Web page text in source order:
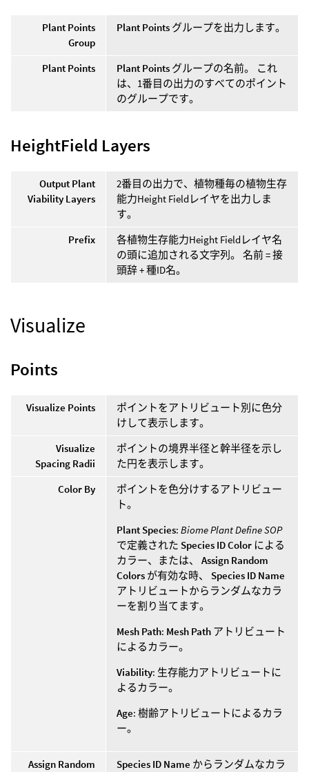
Plant Points
Group
Plant Points グループを出力します。
Plant Points Plant Points グループの名前。 これ
は、1番目の出力のすべてのポイント
のグループです。
HeightField Layers
Output Plant
Viability Layers
2番目の出力で、植物種毎の植物生存
能力Height Fieldレイヤを出力しま
す。
Prefix
各植物生存能力Height Fieldレイヤ名
の頭に追加される文字列。 名前 = 接
頭辞 + 種ID名。
Visualize
Points
Visualize Points
ポイントをアトリビュート別に色分
けして表示します。
Visualize
Spacing Radii
ポイントの境界半径と幹半径を示し
た円を表示します。
Color By
ポイントを色分けするアトリビュー
ト。
Plant Species: Biome Plant Define SOP
で定義された Species ID Color による
カラー、または、 Assign Random
Colors が有効な時、 Species ID Name
アトリビュートからランダムなカラ
ーを割り当てます。
Mesh Path: Mesh Path アトリビュート
によるカラー。
Viability: 生存能力アトリビュートに
よるカラー。
Age: 樹齢アトリビュートによるカラ
ー。
Assign Random
Species ID Name からランダムなカラ